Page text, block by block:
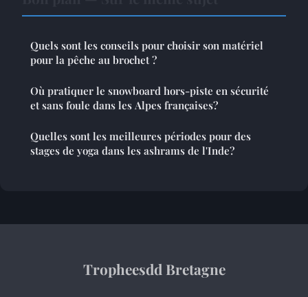
Quels sont les conseils pour choisir son matériel
pour la pêche au brochet ?
Où pratiquer le snowboard hors-piste en sécurité
et sans foule dans les Alpes françaises?
Quelles sont les meilleures périodes pour des
stages de yoga dans les ashrams de l'Inde?
Tropheesdd Bretagne